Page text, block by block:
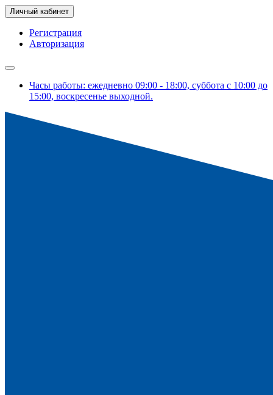
Личный кабинет
Регистрация
Авторизация
Часы работы: ежедневно 09:00 - 18:00, суббота с 10:00 до
15:00, воскресенье выходной.